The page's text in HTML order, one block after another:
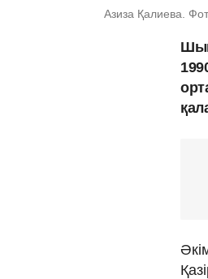
Азиза Қалиева.